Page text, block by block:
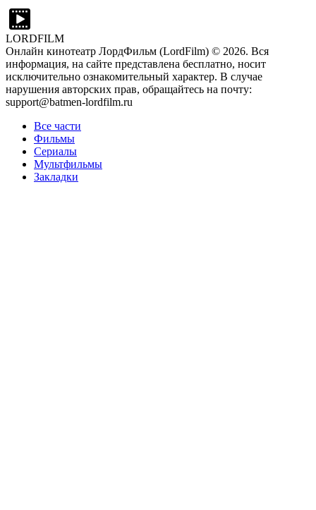
LORDFILM
Онлайн кинотеатр ЛордФильм (LordFilm) © 2026. Вся
информация, на сайте представлена бесплатно, носит
исключительно ознакомительный характер. В случае
нарушения авторских прав, обращайтесь на почту:
support@batmen-lordfilm.ru
Все части
Фильмы
Сериалы
Мультфильмы
Закладки